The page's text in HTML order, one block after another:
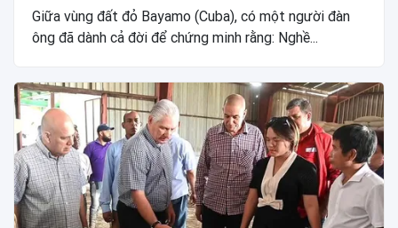
Giữa vùng đất đỏ Bayamo (Cuba), có một người đàn
ông đã dành cả đời để chứng minh rằng: Nghề...